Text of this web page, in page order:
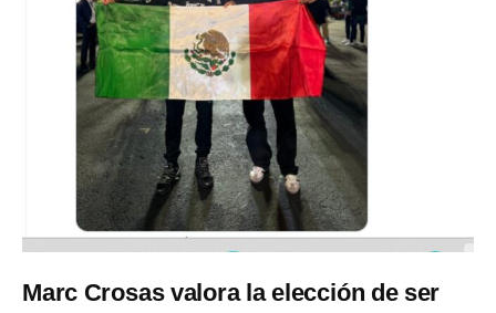
Marc Crosas valora la elección de ser